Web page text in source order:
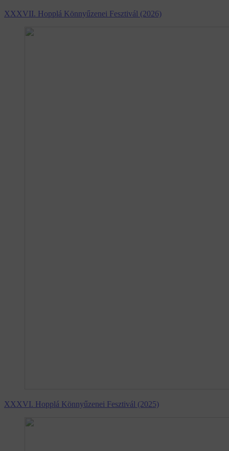
XXXVII. Hopplá Könnyűzenei Fesztivál (2026)
XXXVI. Hopplá Könnyűzenei Fesztivál (2025)